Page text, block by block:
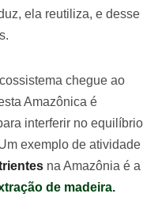
ela reutiliza, e desse
chegue ao
Amazônica é
interferir no equilíbrio
exemplo de atividade
na Amazônia é a
de madeira.